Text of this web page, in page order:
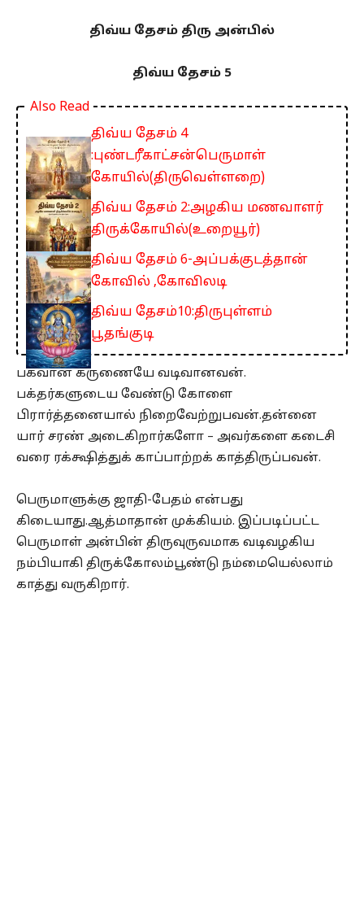
திவ்ய தேசம் திரு அன்பில்
திவ்ய தேசம் 5
Also Read
திவ்ய தேசம் 4
:புண்டரீகாட்சன்பெருமாள்
கோயில்(திருவெள்ளறை)
திவ்ய தேசம் 2:அழகிய மணவாளர்
திருக்கோயில்(உறையூர்)
திவ்ய தேசம் 6-அப்பக்குடத்தான்
கோவில் ,கோவிலடி
திவ்ய தேசம்10:திருபுள்ளம்
பூதங்குடி
பகவான் கருணையே வடிவானவன்.
பக்தர்களுடைய வேண்டு கோளை
பிரார்த்தனையால் நிறைவேற்றுபவன்.தன்னை
யார் சரண் அடைகிறார்களோ – அவர்களை கடைசி
வரை ரக்க்ஷித்துக் காப்பாற்றக் காத்திருப்பவன்.
பெருமாளுக்கு ஜாதி-பேதம் என்பது
கிடையாது.ஆத்மாதான் முக்கியம். இப்படிப்பட்ட
பெருமாள் அன்பின் திருவுருவமாக வடிவழகிய
நம்பியாகி திருக்கோலம்பூண்டு நம்மையெல்லாம்
காத்து வருகிறார்.